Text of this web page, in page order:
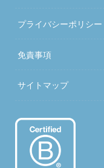
プライバシーポリシー
免責事項
サイトマップ